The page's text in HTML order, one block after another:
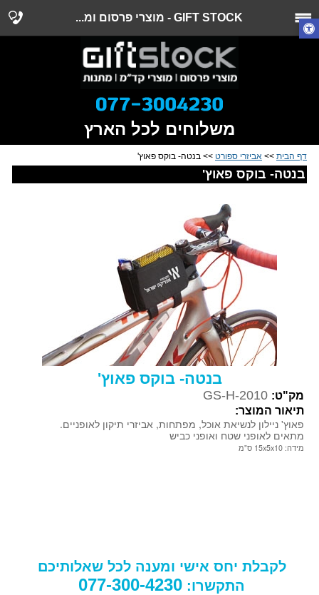
GIFT STOCK - מוצרי פרסום ומ...
משלוחים לכל הארץ
דף הבית >> אביזרי ספורט >> בנטה- בוקס פאוץ'
בנטה- בוקס פאוץ'
בנטה- בוקס פאוץ'
מק"ט: GS-H-2010
תיאור המוצר:
פאוץ' ניילון לנשיאת אוכל, מפתחות, אביזרי תיקון לאופניים.
מתאים לאופני שטח ואופני כביש
מידה: 15x5x10 ס"מ
לקבלת יחס אישי ומענה לכל שאלותיכם
התקשרו: 077-300-4230